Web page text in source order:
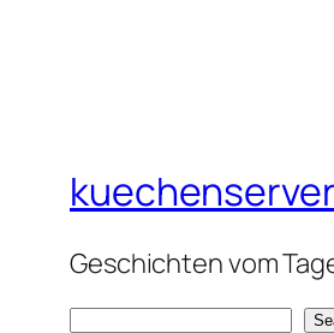
Geschichten vom
S